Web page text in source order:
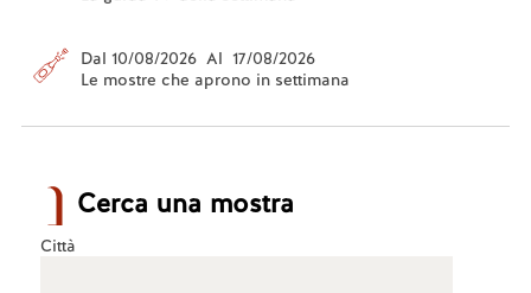
Dal 10/08/2026 Al 17/08/2026
Le mostre che aprono in settimana
Cerca una mostra
Città